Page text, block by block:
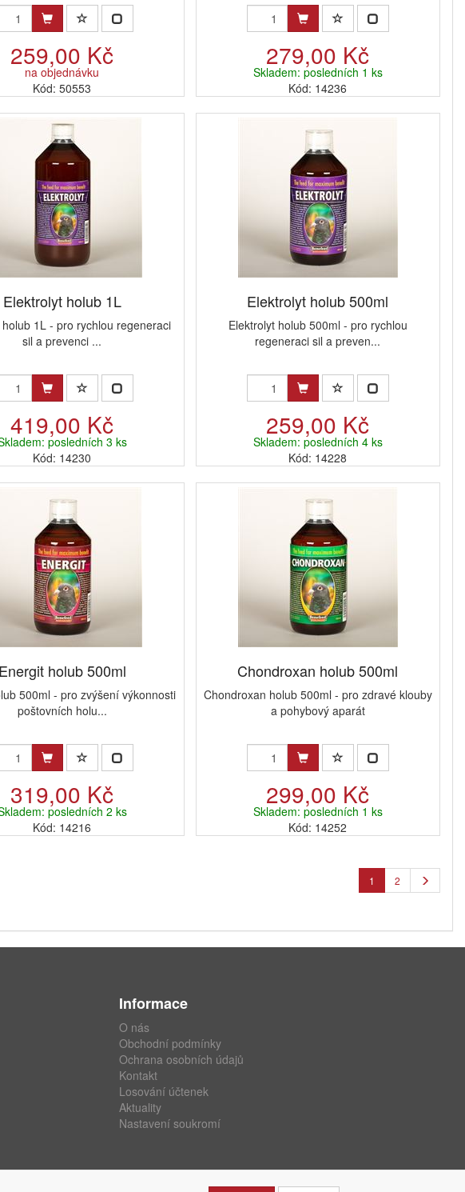
259,00 Kč
na objednávku
Kód: 50553
279,00 Kč
Skladem: posledních 1 ks
Kód: 14236
Elektrolyt holub 1L
holub 1L - pro rychlou regeneraci
sil a prevenci ...
419,00 Kč
posledních 3 ks
Kód: 14230
Elektrolyt holub 500ml
Elektrolyt holub 500ml - pro rychlou
regeneraci sil a preven...
259,00 Kč
Skladem: posledních 4 ks
Kód: 14228
Energit holub 500ml
500ml - pro zvýšení výkonnosti
poštovních holu...
319,00 Kč
posledních 2 ks
Kód: 14216
Chondroxan holub 500ml
Chondroxan holub 500ml - pro zdravé klouby
a pohybový aparát
299,00 Kč
Skladem: posledních 1 ks
Kód: 14252
1 2
Informace
O nás
Obchodní podmínky
Ochrana osobních údajů
Kontakt
Losování účtenek
Aktuality
Nastavení soukromí